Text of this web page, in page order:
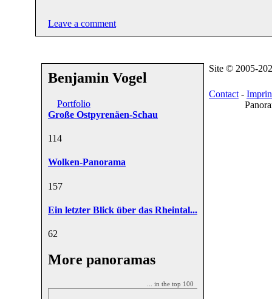
Leave a comment
Benjamin Vogel
Portfolio
Große Ostpyrenäen-Schau
114
Wolken-Panorama
157
Ein letzter Blick über das Rheintal...
62
More panoramas
... in the top 100
Site © 2005-
Contact -